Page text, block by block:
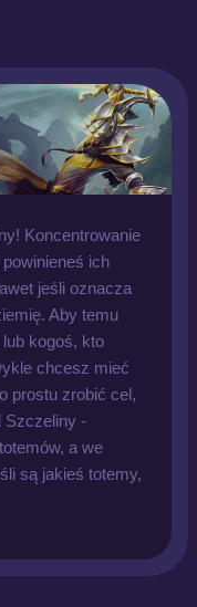
Koncentrowanie
ich
jeśli oznacza
Aby temu
kogoś, kto
chcesz mieć
prostu zrobić cel,
Szczeliny -
a we
są jakieś totemy,